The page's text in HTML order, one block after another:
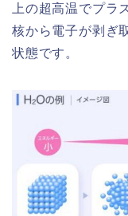
上の超高温でプラ
核から電子が剥ぎ
状態です。